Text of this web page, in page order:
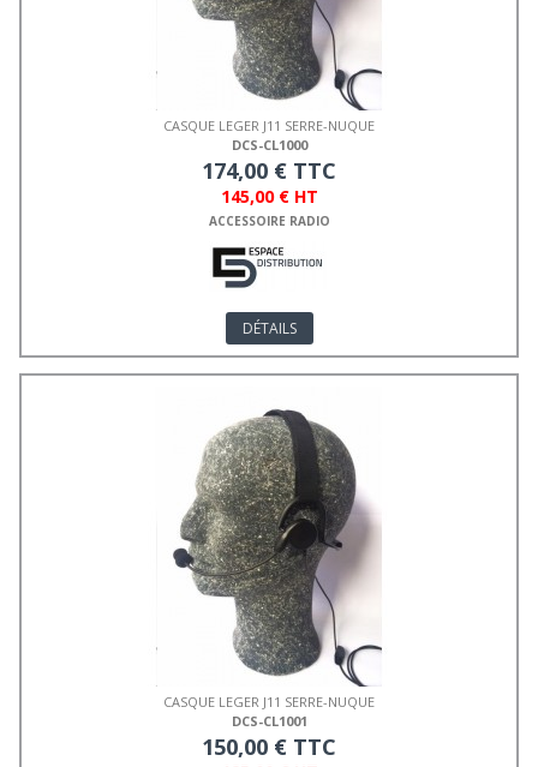
CASQUE LEGER J11 SERRE-NUQUE
DCS-CL1000
174,00 € TTC
145,00 € HT
ACCESSOIRE RADIO
DÉTAILS
CASQUE LEGER J11 SERRE-NUQUE
DCS-CL1001
150,00 € TTC